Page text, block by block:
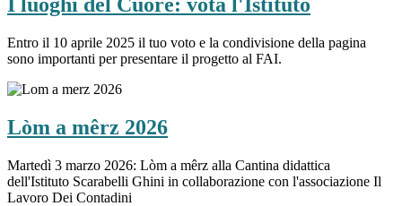
Entro il 10 aprile 2025 il tuo voto e la condivisione della pagina
sono importanti per presentare il progetto al FAI.
Lòm a mêrz 2026
Martedì 3 marzo 2026: Lòm a mêrz alla Cantina didattica
dell'Istituto Scarabelli Ghini in collaborazione con l'associazione Il
Lavoro Dei Contadini